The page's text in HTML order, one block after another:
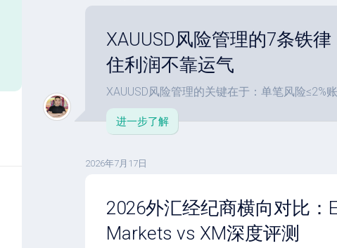
据
分
析
数
设
XAUUSD风险管理的7条铁
住利润不靠运气
XAUUSD风险管理的关键在于：单笔风险≤2%
进一步了解
2026年7月17日
2026外汇经纪商横向对比：
Markets vs XM深度评测